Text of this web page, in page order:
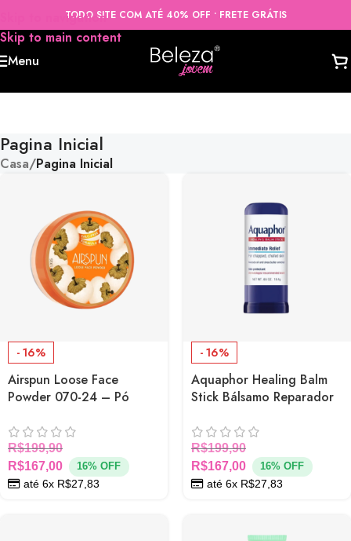
Skip to navigation
Skip to main content
TODO SITE COM ATÉ 40% OFF • FRETE GRÁTIS
Menu
Pagina Inicial
Casa/Pagina Inicial
- 16%
Airspun Loose Face
Powder 070-24 – Pó
R$199,90
R$167,00 16% OFF
até 6x R$27,83
- 16%
Aquaphor Healing Balm
Stick Bálsamo Reparador
Extremamente Seca
R$199,90
R$167,00 16% OFF
até 6x R$27,83